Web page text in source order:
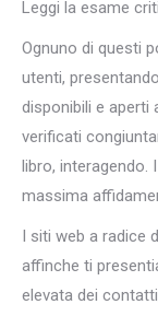
Leggi la esame
Ognuno di questi
utenti,
disponibili e aperti
verificati
libro, interagendo.
massima
I siti web a radice
affinche ti
elevata dei